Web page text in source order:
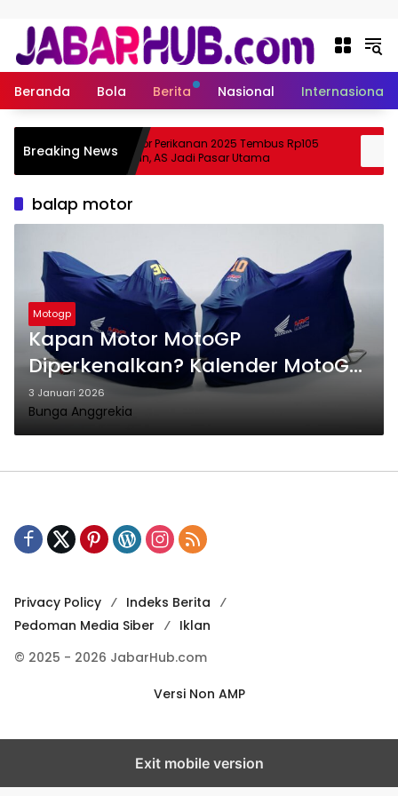
Beranda Bola Berita Nasional Internasional
Breaking NewsEkspor Perikanan 2025 Tembus Rp105
Triliun, AS Jadi Pasar Utama
balap motor
Motogp
Kapan Motor MotoGP
Diperkenalkan? Kalender MotoGP
2026
3 Januari 2026
Bunga Anggrekia
Privacy Policy
Indeks Berita
Pedoman Media Siber
Iklan
© 2025 - 2026 JabarHub.com
Versi Non AMP
Exit mobile version